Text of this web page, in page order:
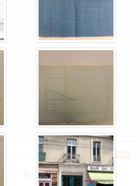
| ©, ©©contributors